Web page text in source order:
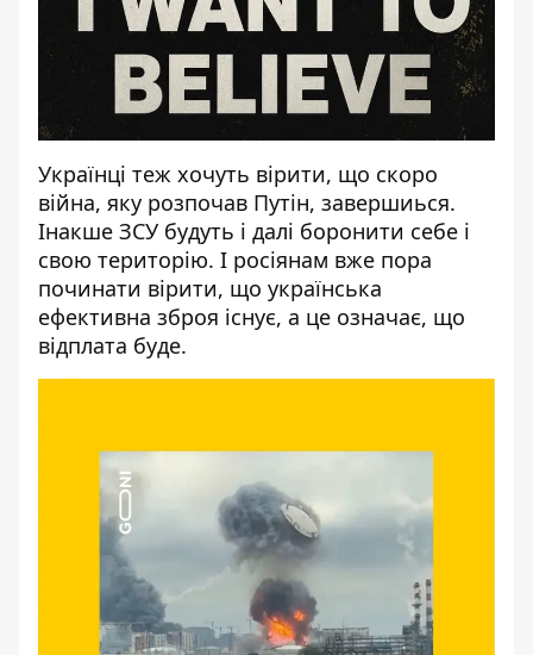
Українці теж хочуть вірити, що скоро
війна, яку розпочав Путін, завершиься.
Інакше ЗСУ будуть і далі боронити себе і
свою територію. І росіянам вже пора
починати вірити, що українська
ефективна зброя існує, а це означає, що
відплата буде.